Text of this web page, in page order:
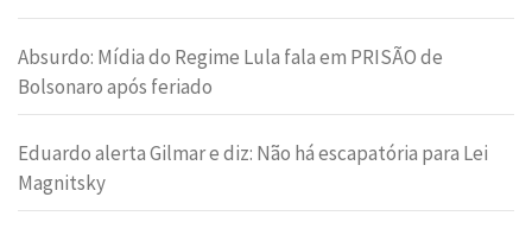
Absurdo: Mídia do Regime Lula fala em PRISÃO de
Bolsonaro após feriado
Eduardo alerta Gilmar e diz: Não há escapatória para Lei
Magnitsky